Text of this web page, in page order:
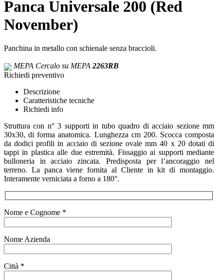
Panca Universale 200 (Red
November)
Panchina in metallo con schienale senza braccioli.
MEPA Cercalo su MEPA 2263RB
Richiedi preventivo
Descrizione
Caratteristiche tecniche
Richiedi info
Struttura con n° 3 supporti in tubo quadro di acciaio sezione mm
30x30, di forma anatomica. Lunghezza cm 200. Scocca composta
da dodici profili in acciaio di sezione ovale mm 40 x 20 dotati di
tappi in plastica alle due estremità. Fissaggio ai supporti mediante
bulloneria in acciaio zincata. Predisposta per l’ancoraggio nel
terreno. La panca viene fornita al Cliente in kit di montaggio.
Interamente verniciata a forno a 180°.
Nome e Cognome *
Nome Azienda
Città *